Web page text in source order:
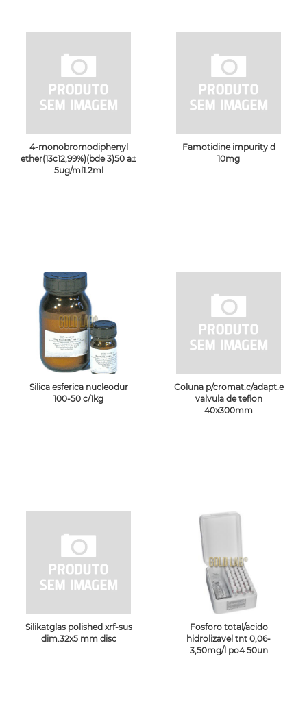
4-monobromodiphenyl
ether(13c12,99%)(bde 3)50 a±
5ug/ml1.2ml
Famotidine impurity d
10mg
Silica esferica nucleodur
100-50 c/1kg
Coluna p/cromat.c/adapt.e
valvula de teflon
40x300mm
Silikatglas polished xrf-sus
dim.32x5 mm disc
Fosforo total/acido
hidrolizavel tnt 0,06-
3,50mg/l po4 50un